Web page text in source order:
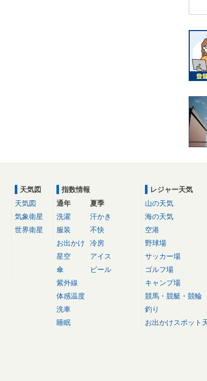
天気図
天気図
気象衛星
世界衛星
指数情報
通年
洗濯
服装
お出かけ
星空
傘
紫外線
体感温度
洗車
睡眠
夏季
汗かき
不快
冷房
アイス
ビール
レジャー天気
山の天気
海の天気
空港
野球場
サッカー場
ゴルフ場
キャンプ場
競馬・競艇・競輪
釣り
お出かけスポット